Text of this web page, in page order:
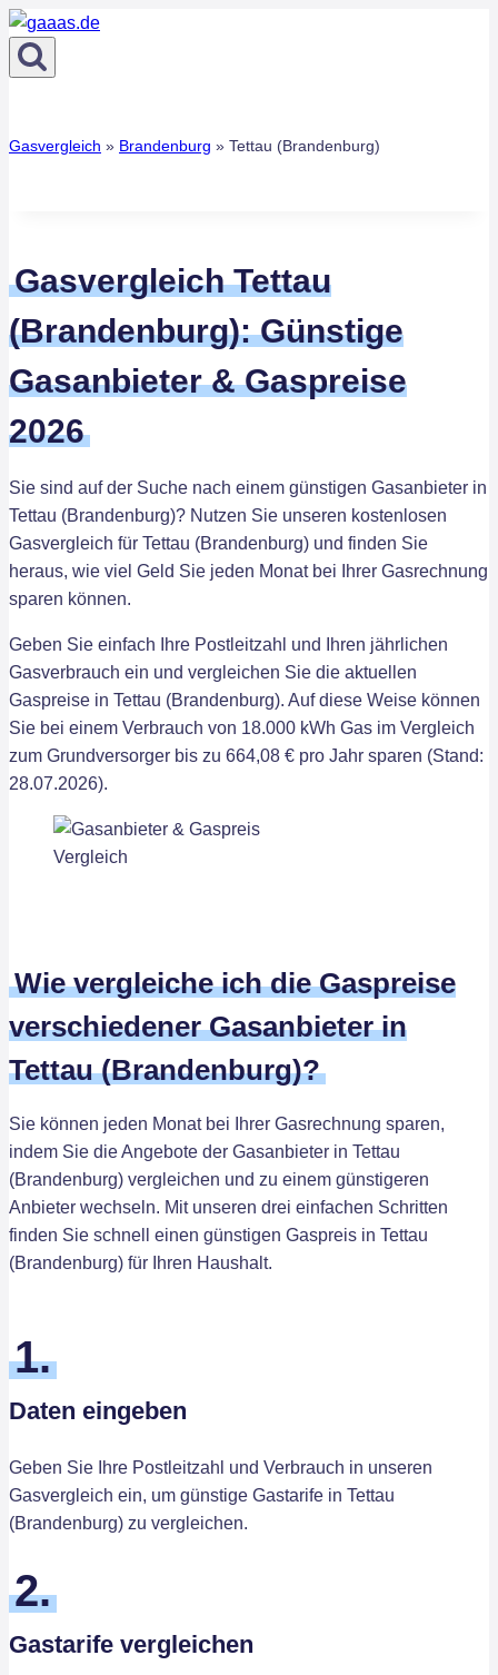
Zum
Inhalt
springen
Gasvergleich » Brandenburg » Tettau (Brandenburg)
Gasvergleich Tettau
(Brandenburg): Günstige
Gasanbieter & Gaspreise
2026
Sie sind auf der Suche nach einem günstigen Gasanbieter in
Tettau (Brandenburg)? Nutzen Sie unseren kostenlosen
Gasvergleich für Tettau (Brandenburg) und finden Sie
heraus, wie viel Geld Sie jeden Monat bei Ihrer Gasrechnung
sparen können.
Geben Sie einfach Ihre Postleitzahl und Ihren jährlichen
Gasverbrauch ein und vergleichen Sie die aktuellen
Gaspreise in Tettau (Brandenburg). Auf diese Weise können
Sie bei einem Verbrauch von 18.000 kWh Gas im Vergleich
zum Grundversorger bis zu 664,08 € pro Jahr sparen (Stand:
28.07.2026).
Wie vergleiche ich die Gaspreise
verschiedener Gasanbieter in
Tettau (Brandenburg)?
Sie können jeden Monat bei Ihrer Gasrechnung sparen,
indem Sie die Angebote der Gasanbieter in Tettau
(Brandenburg) vergleichen und zu einem günstigeren
Anbieter wechseln. Mit unseren drei einfachen Schritten
finden Sie schnell einen günstigen Gaspreis in Tettau
(Brandenburg) für Ihren Haushalt.
1.
Daten eingeben
Geben Sie Ihre Postleitzahl und Verbrauch in unseren
Gasvergleich ein, um günstige Gastarife in Tettau
(Brandenburg) zu vergleichen.
2.
Gastarife vergleichen